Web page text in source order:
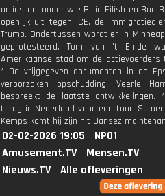
artiesten, onder wie Billie Eilish en Bad
openlijk uit tegen ICE, de
Trump. Ondertussen wordt er in
geprotesteerd. Tom van 't Einde
Amerikaanse stad om de actievoerders
* De vrijgegeven documenten in de
veroorzaken opschudding. Veerle
bespreekt de laatste ontwikkelingen.
terug in Nederland voor een tour.
Kemps komt hij zijn hit Dansez
02-02-2026 19:05
NPO1
Amusement.TV
Mensen.TV
Nieuws.TV
Alle afleveringen